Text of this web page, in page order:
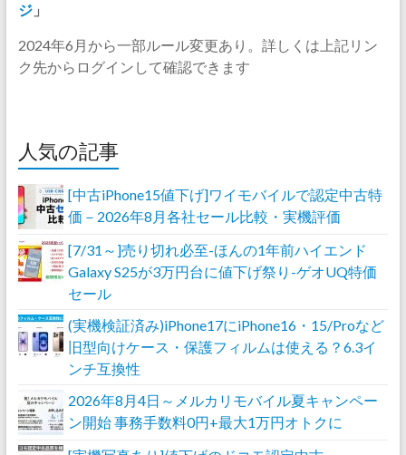
ジ」
2024年6月から一部ルール変更あり。詳しくは上記リン
ク先からログインして確認できます
人気の記事
[中古iPhone15値下げ]ワイモバイルで認定中古特
価－2026年8月各社セール比較・実機評価
[7/31～]売り切れ必至-ほんの1年前ハイエンド
Galaxy S25が3万円台に値下げ祭り-ゲオUQ特価
セール
(実機検証済み)iPhone17にiPhone16・15/Proなど
旧型向けケース・保護フィルムは使える？6.3イ
ンチ互換性
2026年8月4日～メルカリモバイル夏キャンペー
ン開始 事務手数料0円+最大1万円オトクに